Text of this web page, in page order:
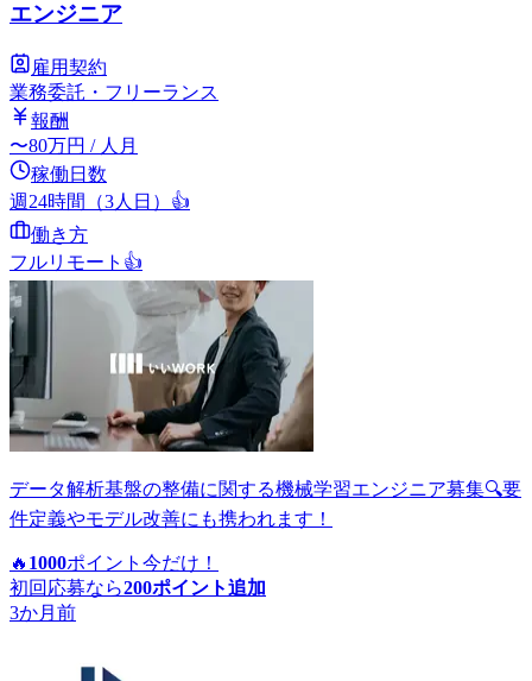
エンジニア
雇用契約
業務委託・フリーランス
報酬
〜80万円 / 人月
稼働日数
週24時間（3人日） 👍
働き方
フルリモート 👍
データ解析基盤の整備に関する機械学習エンジニア募集🔍要
件定義やモデル改善にも携われます！
🔥 1000ポイント 今だけ！
初回応募なら200ポイント追加
3か月前